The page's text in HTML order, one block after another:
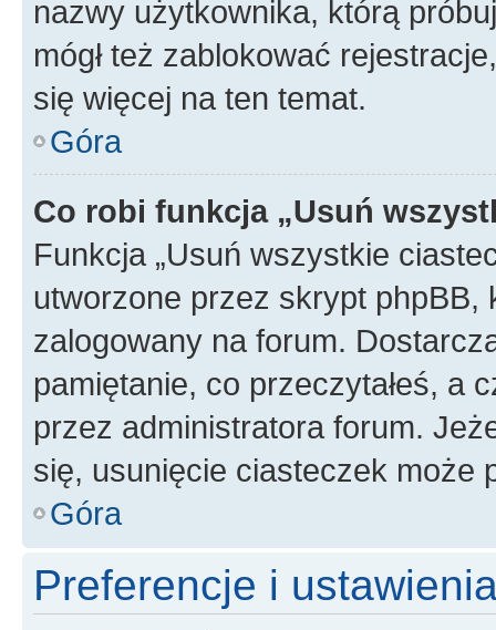
nazwy użytkownika, którą
mógł też zablokować
się więcej na ten temat.
Góra
Co robi funkcja „Usuń
Funkcja „Usuń wszystkie
utworzone przez skrypt
zalogowany na forum.
pamiętanie, co przeczytałeś, a
przez administratora forum.
się, usunięcie ciasteczek może
Góra
Preferencje i